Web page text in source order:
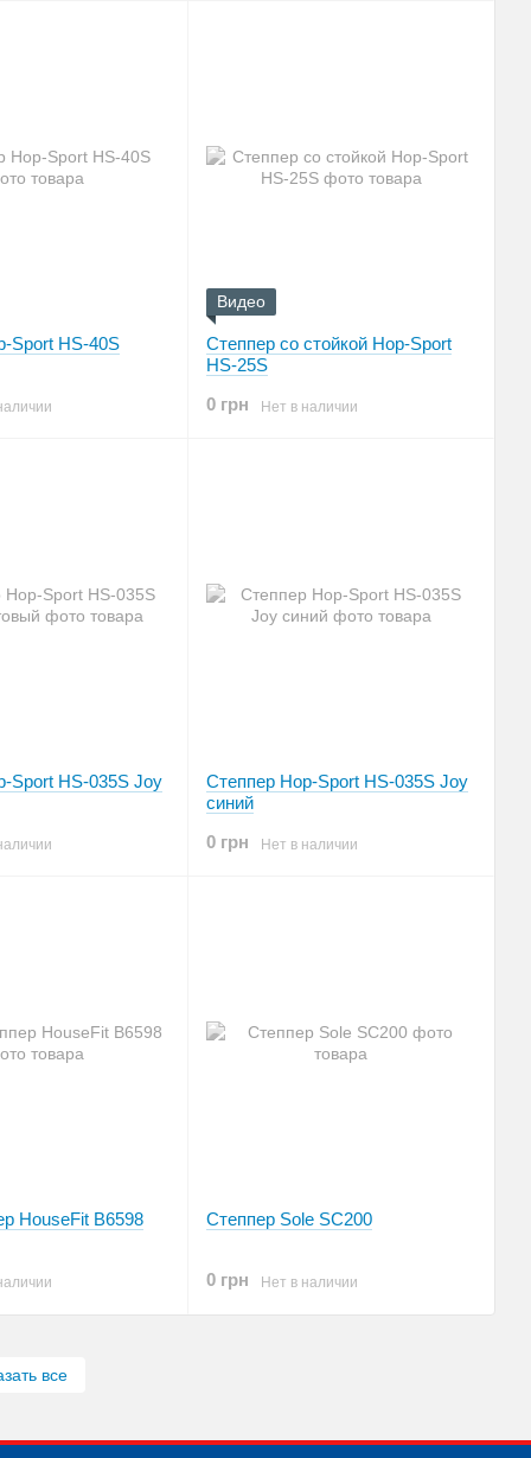
Sport HS-40S
Видео
Степпер со стойкой Hop-Sport
HS-25S
0 грн
Нет в наличии
Sport HS-035S Joy
Степпер Hop-Sport HS-035S Joy
синий
0 грн
Нет в наличии
HouseFit B6598 Степпер Sole SC200
0 грн Нет в наличии
все